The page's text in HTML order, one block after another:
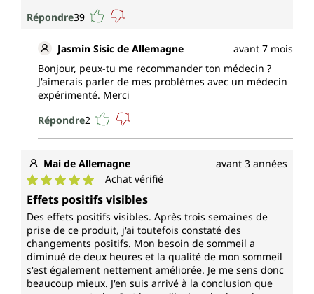
Répondre39
Jasmin Sisic de Allemagne
avant 7 mois
Bonjour, peux-tu me recommander ton médecin ?
J'aimerais parler de mes problèmes avec un médecin
expérimenté. Merci
Répondre2
Mai de Allemagne avant 3 années
Note moyenne de 5 sur 5 étoiles
Achat vérifié
Effets positifs visibles
Des effets positifs visibles. Après trois semaines de
prise de ce produit, j'ai toutefois constaté des
changements positifs. Mon besoin de sommeil a
diminué de deux heures et la qualité de mon sommeil
s'est également nettement améliorée. Je me sens donc
beaucoup mieux. J'en suis arrivé à la conclusion que